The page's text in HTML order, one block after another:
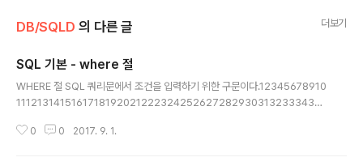
DB/SQLD 의 다른 글 더보기
SQL 기본 - where 절
WHERE 절 SQL 쿼리문에서 조건을 입력하기 위한 구문이다.12345678910
111213141516171819202122232425262728293031323334353
0616263646566676869707172737475767778798081828384
0 0 2017. 9. 1.